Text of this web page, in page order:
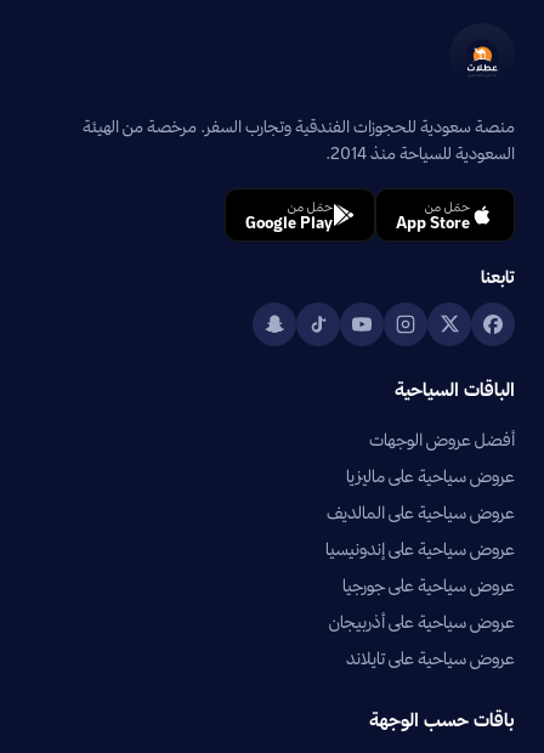
منصة سعودية للحجوزات الفندقية وتجارب السفر. مرخصة من الهيئة
السعودية للسياحة منذ 2014.
حمّل من
App Store
حمّل من
Google Play
تابعنا
الباقات السياحية
أفضل عروض الوجهات
عروض سياحية على ماليزيا
عروض سياحية على المالديف
عروض سياحية على إندونيسيا
عروض سياحية على جورجيا
عروض سياحية على أذربيجان
عروض سياحية على تايلاند
باقات حسب الوجهة